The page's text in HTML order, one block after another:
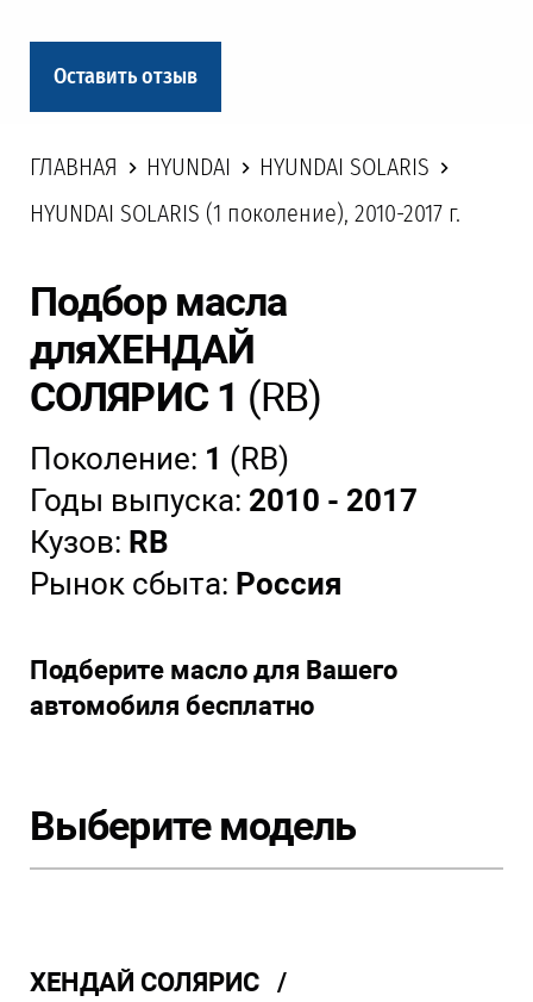
Оставить отзыв
ГЛАВНАЯ HYUNDAI
HYUNDAI SOLARIS
HYUNDAI SOLARIS (1 поколение), 2010-2017 г.
Подбор масла
дляХЕНДАЙ
СОЛЯРИС 1 (RB)
Поколение: 1 (RB)
Годы выпуска: 2010 - 2017
Кузов: RB
Рынок сбыта: Россия
Подберите масло для Вашего
автомобиля бесплатно
Выберите модель
ХЕНДАЙ СОЛЯРИС /